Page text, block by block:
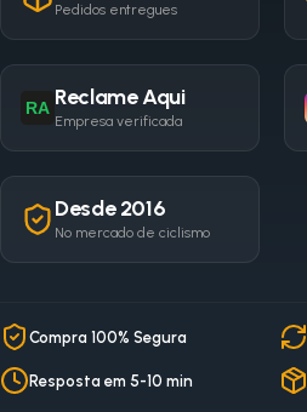
Pedidos entregues
RA Reclame Aqui
Empresa verificada
Desde 2016
No mercado de ciclismo
Compra 100% Segura
Resposta em 5-10 min